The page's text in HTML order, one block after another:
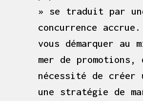
» se traduit par
concurrence
vous démarquer au
mer de
nécessité de
une stratégie de